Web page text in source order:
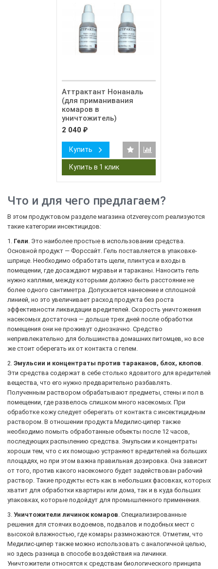
Аттрактант Нонаналь
(для приманивания
комаров в
уничтожитель)
2 040 ₽
Купить
Что и для чего предлагаем?
В этом продуктовом разделе магазина otzverey.com реализуются
такие категории инсектицидов:
1. Гели. Это наиболее простые в использовании средства.
Основной продукт — Форссайт. Гель поставляется в упаковке-
шприце. Необходимо обработать щели, плинтуса и входы в
помещении, где досаждают муравьи и тараканы. Наносить гель
нужно каплями, между которыми должно быть расстояние не
более одного сантиметра. Допускается нанесение и сплошной
линией, но это увеличивает расход продукта без роста
эффективности ликвидации вредителей. Скорость уничтожения
насекомых достаточна — дольше трех дней после обработки
помещения они не проживут однозначно. Средство
непривлекательно для большинства домашних питомцев, но все
же стоит оберегать их от контакта с гелем.
2. Эмульсии и концентраты против тараканов, блох, клопов.
Эти средства содержат в себе столько ядовитого для вредителей
вещества, что его нужно предварительно разбавлять.
Полученным раствором обрабатывают предметы, стены и пол в
помещении, где развелось слишком много насекомых. При
обработке кожу следует оберегать от контакта с инсектицидным
раствором. В отношении продукта Медилис-ципер также
необходимо помыть обработанные объекты после 12 часов,
последующих распылению средства. Эмульсии и концентраты
хороши тем, что с их помощью устраняют вредителей на больших
площадях, но при этом важна правильная дозировка. Она зависит
от того, против какого насекомого будет задействован рабочий
раствор. Такие продукты есть как в небольших фасовках, которых
хватит для обработки квартиры или дома, так и в куда больших
упаковках, которые подойдут для промышленного применения.
3. Уничтожители личинок комаров. Специализированные
решения для стоячих водоемов, подвалов и подобных мест с
высокой влажностью, где комары размножаются. Отметим, что
Медилис-ципер также можно использовать с аналогичной целью,
но здесь разница в способе воздействия на личинки.
Уничтожители относятся к средствам биологического принципа